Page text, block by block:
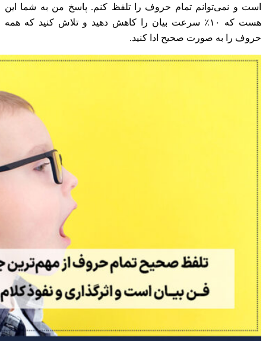
است و نمی‌توانم تمام حروف را تلفظ کنم. پاسخ من به شما این
هست که ۱۰٪ سرعت بیان را کاهش دهید و تلاش کنید که همه
حروف را به صورت صحیح ادا کنید.